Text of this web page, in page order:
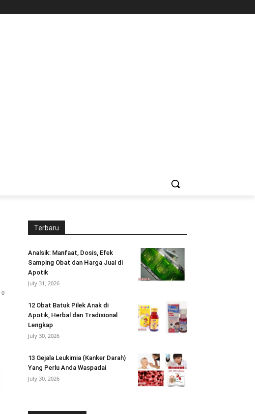
0
Terbaru
Analsik: Manfaat, Dosis, Efek
Samping Obat dan Harga Jual di
Apotik
July 31, 2026
12 Obat Batuk Pilek Anak di
Apotik, Herbal dan Tradisional
Lengkap
July 30, 2026
13 Gejala Leukimia (Kanker Darah)
Yang Perlu Anda Waspadai
July 30, 2026